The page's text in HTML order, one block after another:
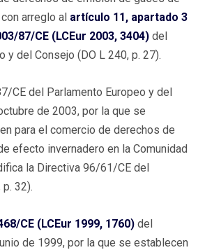
arreglo al artículo 11, apartado 3
87/CE (LCEur 2003, 3404) del
y del Consejo (DO L 240, p. 27).
CE del Parlamento Europeo y del
de 2003, por la que se
para el comercio de derechos de
efecto invernadero en la Comunidad
la Directiva 96/61/CE del
32).
CE (LCEur 1999, 1760) del
de 1999, por la que se establecen